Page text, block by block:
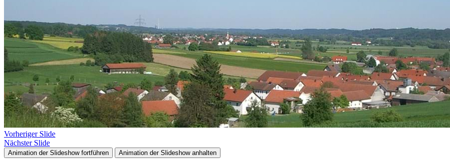
Vorheriger Slide
Nächster Slide
Animation der Slideshow fortführen Animation der Slideshow anhalten